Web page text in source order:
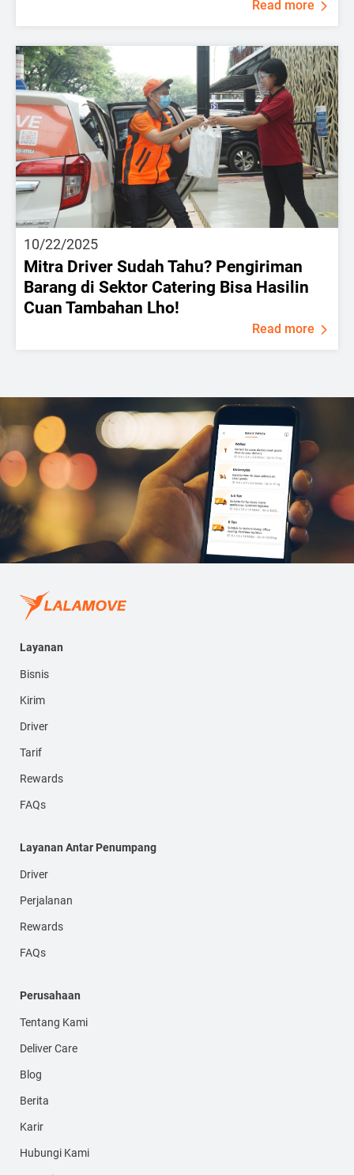
Read more
10/22/2025
Mitra Driver Sudah Tahu? Pengiriman
Barang di Sektor Catering Bisa Hasilin
Cuan Tambahan Lho!
Read more
Layanan
Bisnis
Kirim
Driver
Tarif
Rewards
FAQs
Layanan Antar Penumpang
Driver
Perjalanan
Rewards
FAQs
Perusahaan
Tentang Kami
Deliver Care
Blog
Berita
Karir
Hubungi Kami